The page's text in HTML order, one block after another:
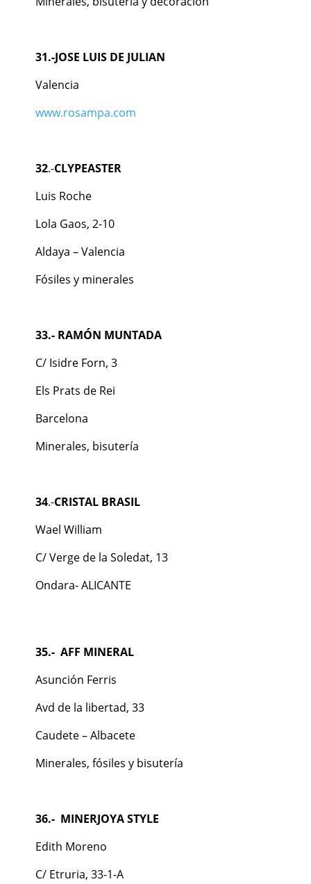
31.-JOSE LUIS DE JULIAN
Valencia
www.rosampa.com
32.-CLYPEASTER
Luis Roche
Lola Gaos, 2-10
Aldaya – Valencia
Fósiles y minerales
33.- RAMÓN MUNTADA
C/ Isidre Forn, 3
Els Prats de Rei
Barcelona
Minerales, bisutería
34.-CRISTAL BRASIL
Wael William
C/ Verge de la Soledat, 13
Ondara- ALICANTE
35.- AFF MINERAL
Asunción Ferris
Avd de la libertad, 33
Caudete – Albacete
Minerales, fósiles y bisutería
36.- MINERJOYA STYLE
Edith Moreno
C/ Etruria, 33-1-A